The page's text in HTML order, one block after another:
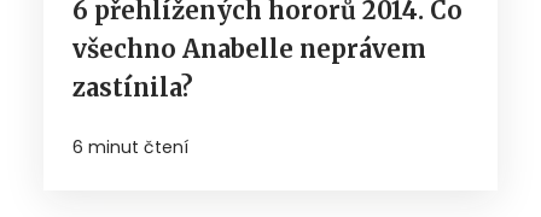
6 přehlížených hororů 2014. Co
všechno Anabelle neprávem
zastínila?
6 minut čtení